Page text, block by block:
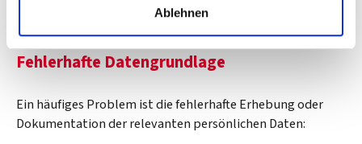
Ablehnen
Probleme und Streitpunkte:
Fehlerhafte Datengrundlage
Ein häufiges Problem ist die fehlerhafte Erhebung oder
Dokumentation der relevanten persönlichen Daten: